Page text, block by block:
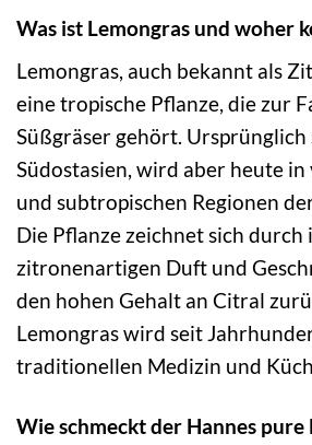
Was ist Lemongras und woher
Lemongras, auch bekannt als
eine tropische Pflanze, die zur
Süßgräser gehört. Ursprünglich
Südostasien, wird aber heute
und subtropischen Regionen
Die Pflanze zeichnet sich durch
zitronenartigen Duft und
den hohen Gehalt an Citral
Lemongras wird seit
traditionellen Medizin und
Wie schmeckt der Hannes